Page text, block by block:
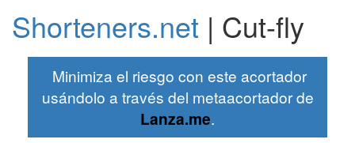
Shorteners.net | Cut-fly
Minimiza el riesgo con este acortador
usándolo a través del metaacortador de
Lanza.me.